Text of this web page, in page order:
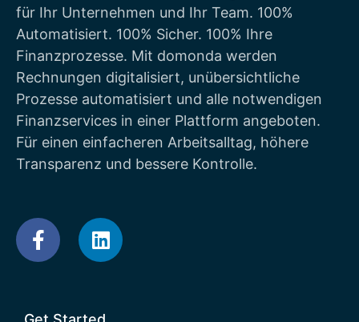
für Ihr Unternehmen und Ihr Team. 100%
Automatisiert. 100% Sicher. 100% Ihre
Finanzprozesse. Mit domonda werden
Rechnungen digitalisiert, unübersichtliche
Prozesse automatisiert und alle notwendigen
Finanzservices in einer Plattform angeboten.
Für einen einfacheren Arbeitsalltag, höhere
Transparenz und bessere Kontrolle.